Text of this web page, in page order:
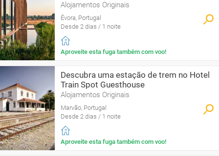
Alojamentos Originais
Évora, Portugal
Desde 2 dias / 1 noite
Aproveite esta fuga também com voo!
Descubra uma estação de trem no Hotel
Train Spot Guesthouse
Alojamentos Originais
Marvão, Portugal
Desde 2 dias / 1 noite
Aproveite esta fuga também com voo!